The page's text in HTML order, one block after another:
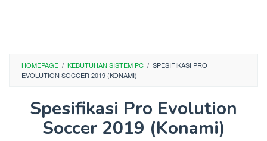
HOMEPAGE / KEBUTUHAN SISTEM PC / SPESIFIKASI PRO
EVOLUTION SOCCER 2019 (KONAMI)
Spesifikasi Pro Evolution
Soccer 2019 (Konami)